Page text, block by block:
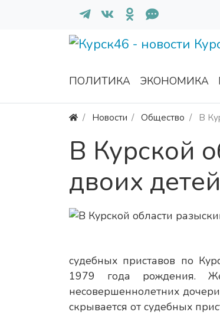
ПОЛИТИКА ЭКОНОМИКА
Новости Общество В
В Курской
двоих
судебных приставов по
1979 года рождения.
несовершеннолетних
скрывается от судебных